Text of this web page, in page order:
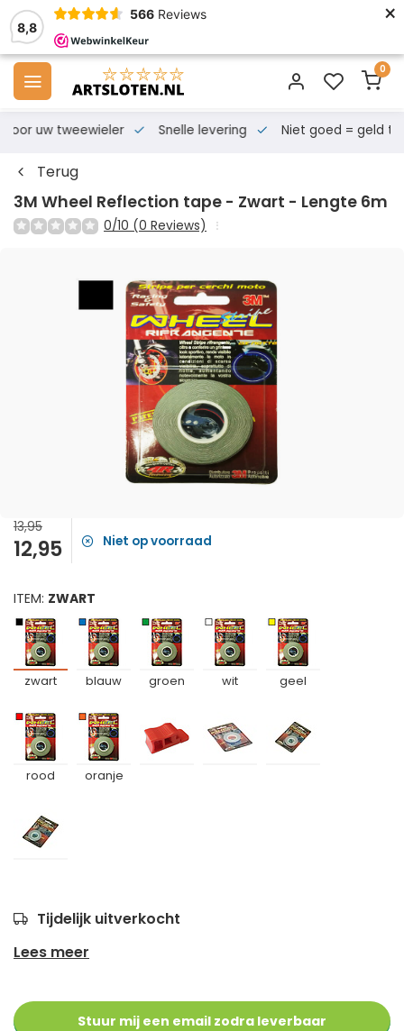
8,8
566 Reviews ×
0
voor uw tweewieler Snelle levering Niet goed = geld
Terug
3M Wheel Reflection tape - Zwart - Lengte 6m
0/10 (0 Reviews)
13,95
12,95 Niet op voorraad
ITEM: ZWART
zwart blauw groen wit geel
rood oranje
Tijdelijk uitverkocht
Lees meer
Stuur mij een email zodra leverbaar